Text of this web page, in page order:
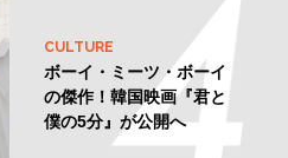
CULTURE
ボーイ・ミーツ・ボーイ
の傑作！韓国映画『君と
僕の5分』が公開へ